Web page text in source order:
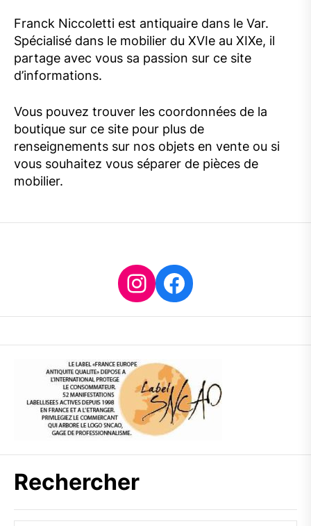
Franck Niccoletti est antiquaire dans le Var.
Spécialisé dans le mobilier du XVIe au XIXe, il
partage avec vous sa passion sur ce site
d’informations.
Vous pouvez trouver les coordonnées de la
boutique sur ce site pour plus de
renseignements sur nos objets en vente ou si
vous souhaitez vous séparer de pièces de
mobilier.
Instagram
Facebook
Rechercher